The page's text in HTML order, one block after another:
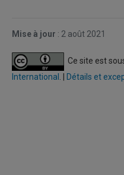
Miseà jour : 2 août 2021
Ce site est
International
Détails et